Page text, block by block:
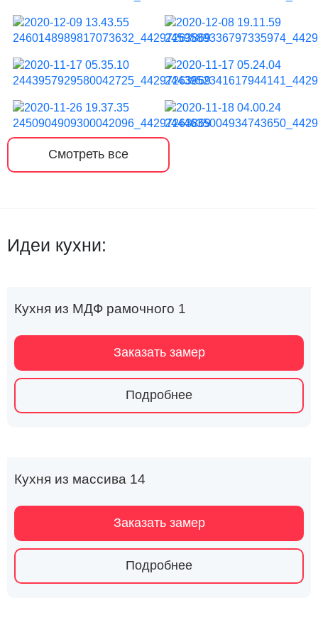
Смотреть все
Идеи кухни:
Кухня из МДФ рамочного 1
Заказать замер
Подробнее
Кухня из массива 14
Заказать замер
Подробнее